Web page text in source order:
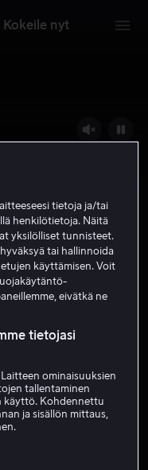
Kokeile nyt
tietoja ja/tai
henkilötietoja. Näitä
yksilölliset tunnisteet.
tai hallinnoida
käyttämisen. Voit
eivätkä ne
tietojasi
ominaisuuksien
tallentaminen
käyttö. Kohdennettu
ja sisällön mittaus,